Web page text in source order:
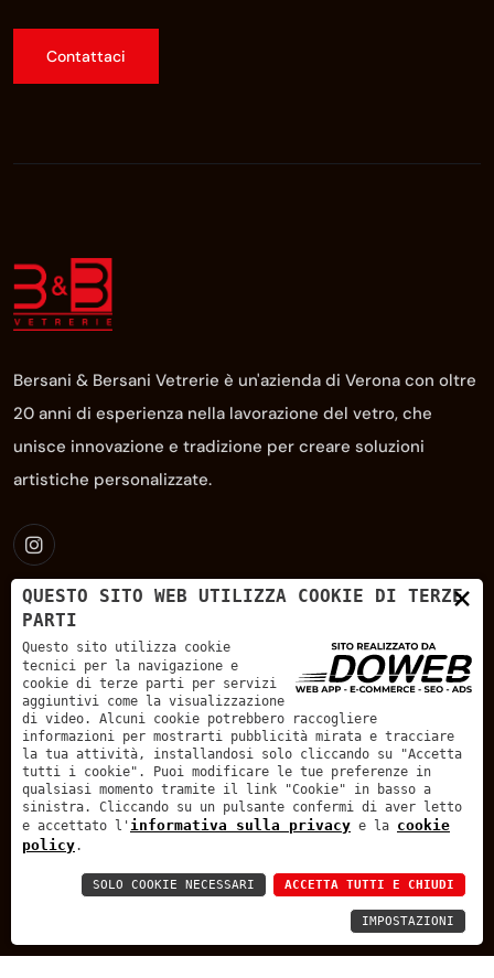
Contattaci
Bersani & Bersani Vetrerie è un'azienda di Verona con oltre
20 anni di esperienza nella lavorazione del vetro, che
unisce innovazione e tradizione per creare soluzioni
artistiche personalizzate.
Via Nogarole, 85 - 37047 - San Bonifacio, Verona
info@bersanivetrerie.it
+39 045 766 5686
P.IVA: 02290840236 | REA: VR229623 | Cap. Soc.: € 10.400,00 |
BERSANI & BERSANI - VETRERIE S.R.L.
×
QUESTO SITO WEB UTILIZZA COOKIE DI TERZE
PARTI
Questo sito utilizza cookie
tecnici per la navigazione e
cookie di terze parti per servizi
aggiuntivi come la visualizzazione
di video. Alcuni cookie potrebbero raccogliere
informazioni per mostrarti pubblicità mirata e tracciare
la tua attività, installandosi solo cliccando su "Accetta
tutti i cookie". Puoi modificare le tue preferenze in
qualsiasi momento tramite il link "Cookie" in basso a
sinistra. Cliccando su un pulsante confermi di aver letto
e accettato l' informativa sulla privacy e la cookie
policy.
ACCETTA TUTTI E CHIUDI
SOLO COOKIE NECESSARI
IMPOSTAZIONI